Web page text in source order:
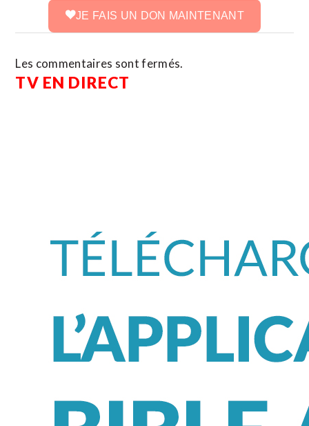
JE FAIS UN DON MAINTENANT
Les commentaires sont fermés.
TV EN DIRECT